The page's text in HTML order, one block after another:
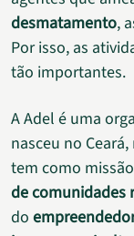
desmatamento,
Por isso, as
tão importantes.
A Adel é uma
nasceu no
tem como missão
de comunidades
do